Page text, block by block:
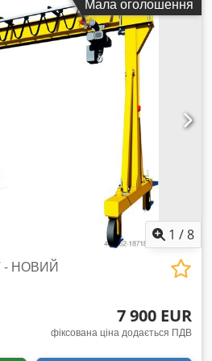
до бетонного
анкерів. ✅ Проста конструкція,
мало місця та має широкий
підйомний пристрій для
продуктивності та покращення
випадках може замінити мостові
інвестиціях і високій
Мала оголошення
1 /8
- НОВИЙ
7 900 EUR
фіксована ціна додається ПДВ